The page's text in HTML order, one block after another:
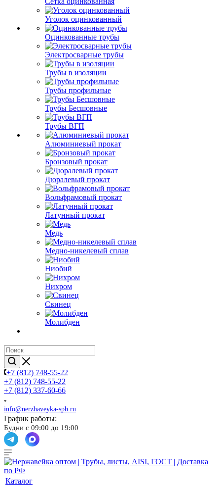
Уголок оцинкованный
Оцинкованные трубы
Электросварные трубы
Трубы в изоляции
Трубы профильные
Трубы Бесшовные
Трубы ВГП
Алюминиевый прокат
Бронзовый прокат
Дюралевый прокат
Вольфрамовый прокат
Латунный прокат
Медь
Медно-никелевый сплав
Ниобий
Нихром
Свинец
Молибден
+7 (812) 748-55-22
+7 (812) 748-55-22
+7 (812) 337-60-66
info@nerzhaveyka-spb.ru
График работы:
Будни с 09:00 до 19:00
Каталог